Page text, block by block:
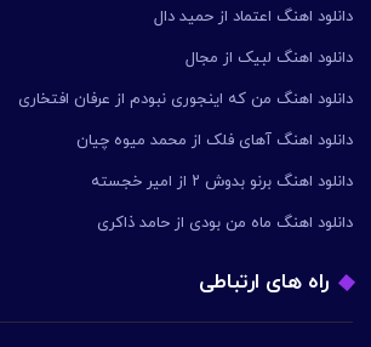
دانلود اهنگ اعتماد از حمید دال
دانلود اهنگ لبیک از مجال
دانلود اهنگ من که اینجوری نبودم از عرفان افتخاری
دانلود اهنگ آهای فلک از محمد میوه چیان
دانلود اهنگ برنو بدوش ۲ از امیر خجسته
دانلود اهنگ ماه من بودی از حامد ذاکری
راه های ارتباطی